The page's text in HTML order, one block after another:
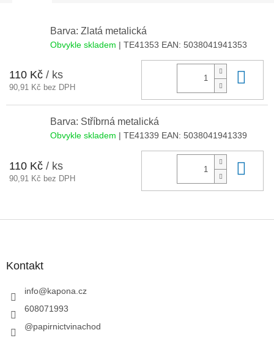
Barva: Zlatá metalická
Obvykle skladem | TE41353 EAN: 5038041941353
110 Kč / ks
90,91 Kč bez DPH
Barva: Stříbrná metalická
Obvykle skladem | TE41339 EAN: 5038041941339
110 Kč / ks
90,91 Kč bez DPH
Kontakt
info@kapona.cz
608071993
@papirnictvinachod